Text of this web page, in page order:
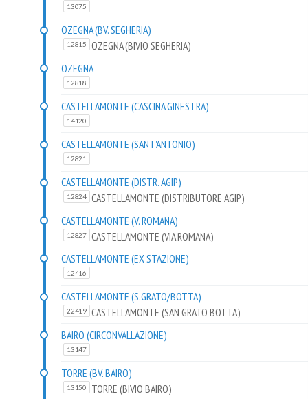
13075
OZEGNA (BV. SEGHERIA)
12815
OZEGNA (BIVIO SEGHERIA)
OZEGNA
12818
CASTELLAMONTE (CASCINA GINESTRA)
14120
CASTELLAMONTE (SANT'ANTONIO)
12821
CASTELLAMONTE (DISTR. AGIP)
12824
CASTELLAMONTE (DISTRIBUTORE AGIP)
CASTELLAMONTE (V. ROMANA)
12827
CASTELLAMONTE (VIA ROMANA)
CASTELLAMONTE (EX STAZIONE)
12416
CASTELLAMONTE (S.GRATO/BOTTA)
22419
CASTELLAMONTE (SAN GRATO BOTTA)
BAIRO (CIRCONVALLAZIONE)
13147
TORRE (BV. BAIRO)
13150 TORRE (BIVIO BAIRO)